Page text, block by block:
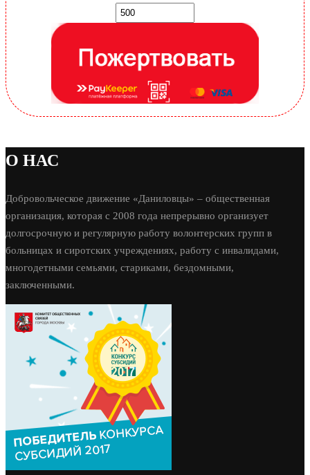
О НАС
Добровольческое движение «Даниловцы» – общественная
организация, которая с 2008 года непрерывно организует
долгосрочную и регулярную работу волонтерских групп в
больницах и сиротских учреждениях, работу с инвалидами,
многодетными семьями, стариками, бездомными,
заключенными.